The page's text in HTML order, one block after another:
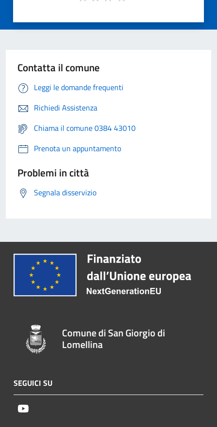
Contatta il comune
Leggi le domande frequenti
Richiedi Assistenza
Chiama il comune 0384 43010
Prenota un appuntamento
Problemi in città
Segnala disservizio
Comune di San Giorgio di
Lomellina
SEGUICI SU